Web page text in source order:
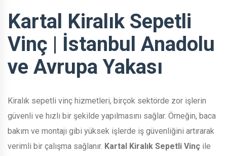
Kartal Kiralık Sepetli
Vinç | İstanbul Anadolu
ve Avrupa Yakası
Kiralık sepetli vinç hizmetleri, birçok sektörde zor işlerin
güvenli ve hızlı bir şekilde yapılmasını sağlar. Örneğin, baca
bakım ve montajı gibi yüksek işlerde iş güvenliğini artırarak
verimli bir çalışma sağlanır. Kartal Kiralık Sepetli Vinç ile